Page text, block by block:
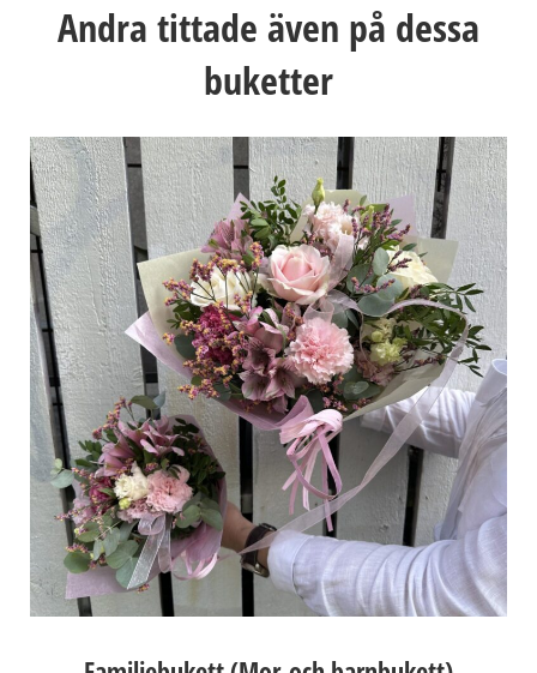
Andra tittade även på dessa
buketter